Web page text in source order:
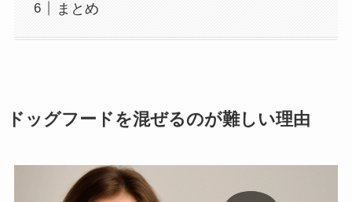
まとめ
ドッグフードを混ぜるのが難しい理由